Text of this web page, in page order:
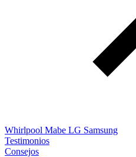
Whirlpool Mabe LG Samsung
Testimonios
Consejos